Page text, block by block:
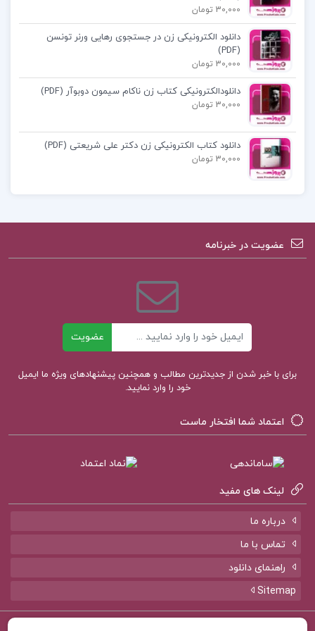
بررسی تأثير گزارشگری اطلاعات حسابداری WORD
کتاب پیشنهادی پروژه کده
آمار و احتمال و کاربرد آن در مدیریت و حسابداری
هادی رنجبران
کتاب واژه نامه جیبی هوشمند کنکور شهاب اناری
30,000 تومان
دانلود الکترونیکی زن در جستجوی رهایی ورنر تونسن
(PDF)
30,000 تومان
دانلودالکترونیکی کتاب زن ناکام سیمون دوبوآر (PDF)
30,000 تومان
دانلود کتاب الکترونیکی زن دکتر علی شریعتی (PDF)
30,000 تومان
عضویت در خبرنامه
عضویت
برای با خبر شدن از جدیدترین مطالب و همچنین پیشنهادهای ویژه ما ایمیل
خود را وارد نمایید.
اعتماد شما افتخار ماست
لینک های مفید
درباره ما
تماس با ما
راهنمای دانلود
Sitemap